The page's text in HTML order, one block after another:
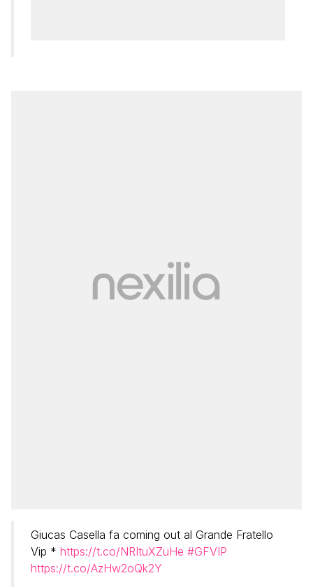
Giucas Casella fa coming out al Grande Fratello
Vip * https://t.co/NRItuXZuHe #GFVIP
https://t.co/AzHw2oQk2Y